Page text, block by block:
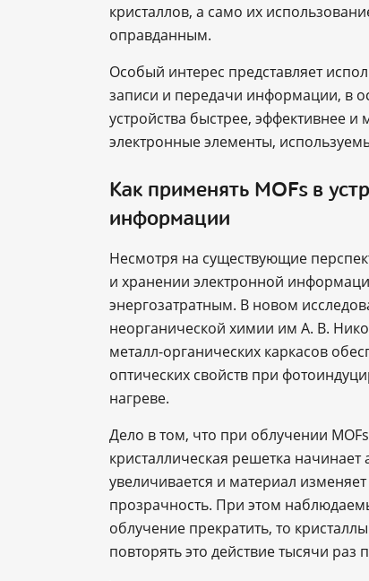
кристаллов, а само их
оправданным.
Особый интерес представляет
записи и передачи информации, в
устройства быстрее, эффективнее
электронные элементы,
Как применять MOFs в
информации
Несмотря на существующие
и хранении электронной
энергозатратным. В новом
неорганической химии им А. В.
металл-органических каркасов
оптических свойств при
нагреве.
Дело в том, что при облучении
кристаллическая решетка начинает
увеличивается и материал
прозрачность. При этом
облучение прекратить, то
повторять это действие тысячи раз